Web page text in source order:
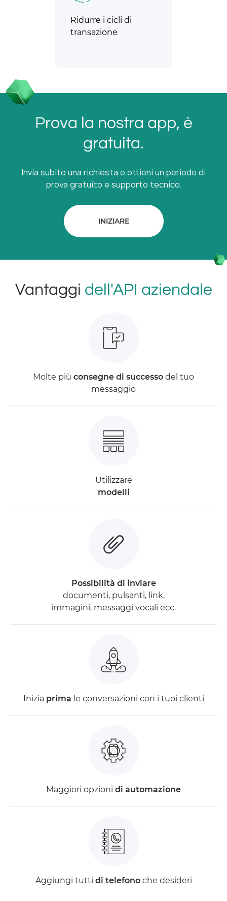
Ridurre i cicli di
transazione
Prova la nostra app, è
gratuita.
Invia subito una richiesta e ottieni un periodo di
prova gratuito e supporto tecnico.
INIZIARE
Vantaggi dell'API aziendale
Molte più consegne di successo del tuo
messaggio
Utilizzare
modelli
Possibilità di inviare
documenti, pulsanti, link,
immagini, messaggi vocali ecc.
Inizia prima le conversazioni con i tuoi clienti
Maggiori opzioni di automazione
Aggiungi tutti di telefonoche desideri